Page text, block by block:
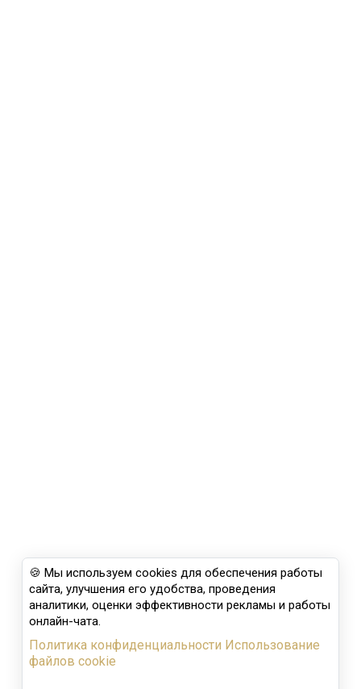
🍪 Мы используем cookies для обеспечения работы
сайта, улучшения его удобства, проведения
аналитики, оценки эффективности рекламы и работы
онлайн-чата.
Политика конфиденциальности Использование
файлов cookie